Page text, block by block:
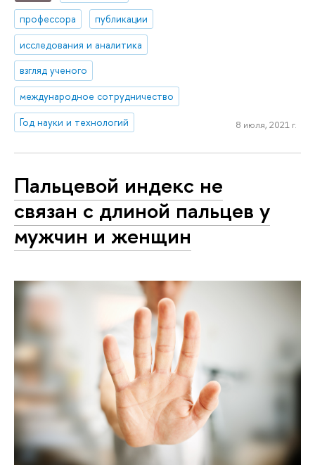
профессора
публикации
исследования и аналитика
взгляд ученого
международное сотрудничество
Год науки и технологий
8 июля, 2021 г.
Пальцевой индекс не
связан с длиной пальцев у
мужчин и женщин